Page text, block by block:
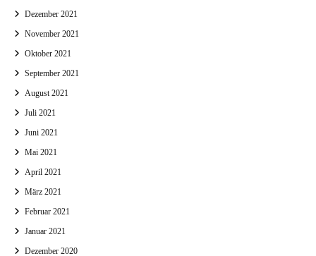
Dezember 2021
November 2021
Oktober 2021
September 2021
August 2021
Juli 2021
Juni 2021
Mai 2021
April 2021
März 2021
Februar 2021
Januar 2021
Dezember 2020